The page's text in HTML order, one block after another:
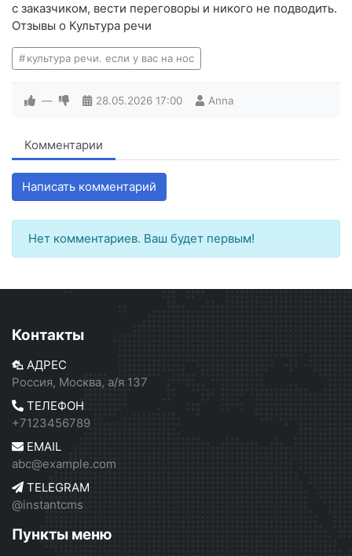
с заказчиком, вести переговоры и никого не подводить.
Отзывы о Культура речи
культура речи. если у вас на нос
— 28.05.2026 17:00 Anna
Комментарии
Написать комментарий
Нет комментариев. Ваш будет первым!
Контакты
АДРЕС
Россия, Москва, а/я 137
ТЕЛЕФОН
+7123456789
EMAIL
abc@example.com
TELEGRAM
@instantcms
Пункты меню